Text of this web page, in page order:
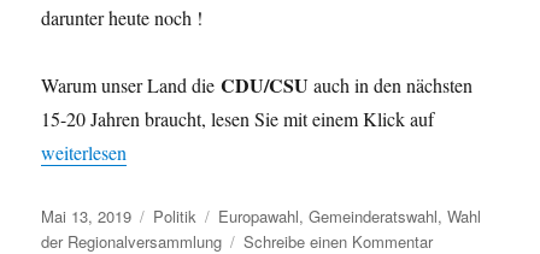
darunter heute noch !
Warum unser Land dieCDU/CSU auch in den nächsten
15-20 Jahren braucht, lesen Sie mit einem Klick auf
„Welche Partei bei Europawahl wählen ?“
weiterlesen
Veröffentlicht
am
Mai 13, 2019 Kategorien
Politik Schlagwörter
Europawahl,Gemeinderatswahl,Wahl
der Regionalversammlung
Schreibe einen Kommentarzu